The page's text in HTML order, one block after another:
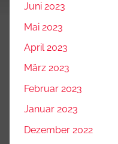
Juni 2023
Mai 2023
April 2023
März 2023
Februar 2023
Januar 2023
Dezember 2022